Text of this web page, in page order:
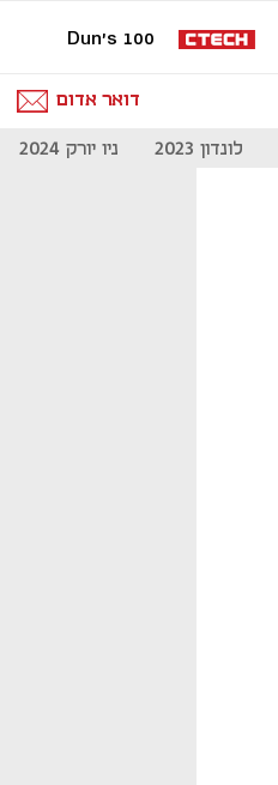
Dun's 100
דואר אדום
לונדון 2023 ניו יורק 2024